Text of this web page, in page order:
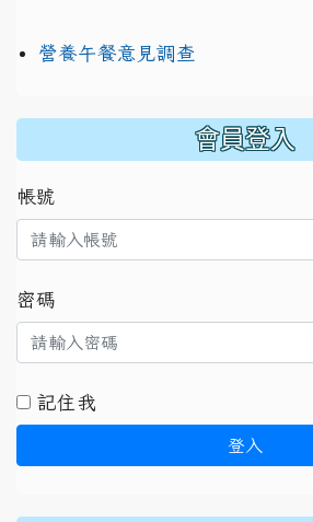
營養午餐意見調查
會員登入
帳號
密碼
記住我
登入